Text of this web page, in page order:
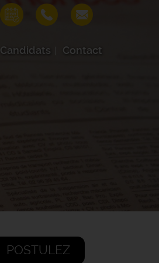
Candidats Contact
POSTULEZ